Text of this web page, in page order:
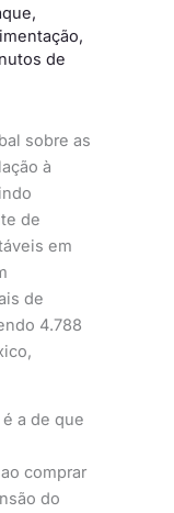
,
,
de
sobre as
à
de
em
de
4.788
a de que
comprar
do